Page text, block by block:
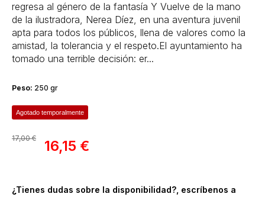
regresa al género de la fantasía Y Vuelve de la mano
de la ilustradora, Nerea Díez, en una aventura juvenil
apta para todos los públicos, llena de valores como la
amistad, la tolerancia y el respeto.El ayuntamiento ha
tomado una terrible decisión: er...
Peso: 250 gr
Agotado temporalmente
17,00 € 16,15 €
¿Tienes dudas sobre la disponibilidad?, escríbenos a